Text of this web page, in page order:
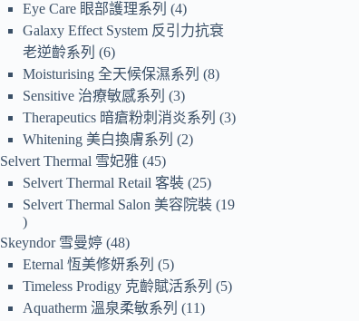
Eye Care 眼部護理系列
4
Galaxy Effect System 反引力抗衰
老逆齡系列
6
Moisturising 全天候保濕系列
8
Sensitive 治療敏感系列
3
Therapeutics 暗瘡粉刺消炎系列
3
Whitening 美白換膚系列
2
Selvert Thermal 雪妃雅 45
Selvert Thermal Retail 客裝 25
Selvert Thermal Salon 美容院裝 19
Skeyndor 雪曼婷 48
Eternal 恆美修妍系列
5
Timeless Prodigy 克齡賦活系列
5
Aquatherm 溫泉柔敏系列
11